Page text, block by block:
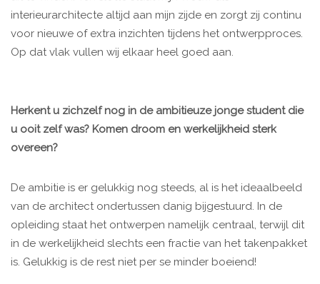
interieurarchitecte altijd aan mijn zijde en zorgt zij continu
voor nieuwe of extra inzichten tijdens het ontwerpproces.
Op dat vlak vullen wij elkaar heel goed aan.
Herkent u zichzelf nog in de ambitieuze jonge student die
u ooit zelf was? Komen droom en werkelijkheid sterk
overeen?
De ambitie is er gelukkig nog steeds, al is het ideaalbeeld
van de architect ondertussen danig bijgestuurd. In de
opleiding staat het ontwerpen namelijk centraal, terwijl dit
in de werkelijkheid slechts een fractie van het takenpakket
is. Gelukkig is de rest niet per se minder boeiend!